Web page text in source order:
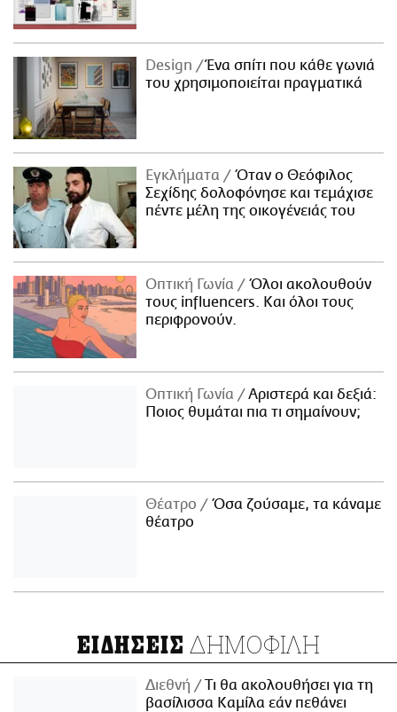
Design
Ένα σπίτι που κάθε γωνιά
του χρησιμοποιείται πραγματικά
Εγκλήματα
Όταν ο Θεόφιλος
Σεχίδης δολοφόνησε και τεμάχισε
πέντε μέλη της οικογένειάς του
Οπτική Γωνία
Όλοι ακολουθούν
τους influencers. Και όλοι τους
περιφρονούν.
Οπτική Γωνία
Αριστερά και δεξιά:
Ποιος θυμάται πια τι σημαίνουν;
Θέατρο
Όσα ζούσαμε, τα κάναμε
θέατρο
ΕΙΔΗΣΕΙΣ ΔΗΜΟΦΙΛΗ
Διεθνή
Τι θα ακολουθήσει για τη
βασίλισσα Καμίλα εάν πεθάνει